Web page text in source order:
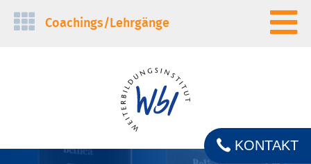
Navigation
Coachings/­Lehrgänge
KONTAKT